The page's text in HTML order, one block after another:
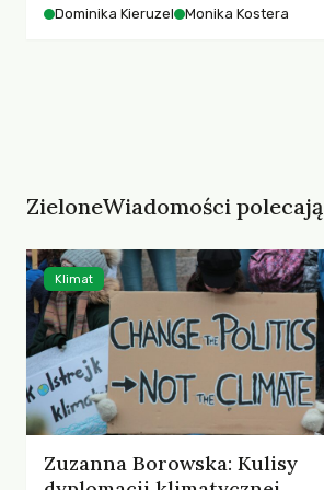
współczesnego miasta.
Dominika Kieruzel Monika Kostera
ZieloneWiadomości polecają
Zuzanna Borowska: Kulisy
Klimat